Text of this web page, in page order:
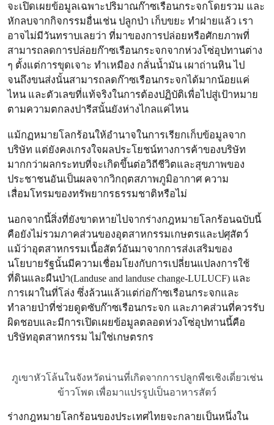
จะเปิดเผยข้อมูลเฉพาะปริมาณก๊าซเรือนกระจกโดยรวม และ
หักลบจากกิจกรรมอื่นเช่น ปลูกป่า เก็บขยะ ทำฝายแล้ว เรา
อาจไม่มีวันทราบเลยว่า ที่มาของการปล่อยหรือศักยภาพที่
สามารถลดการปล่อยก๊าซเรือนกระจกจากห่วงโซ่อุปทานต่าง
ๆ ตั้งแต่การขุดเจาะ ทำเหมือง กลั่นน้ำมัน เผาถ่านหิน ไป
จนถึงขนส่งนั้นสามารถลดก๊าซเรือนกระจกได้มากน้อยแค่
ไหน และตัวเลขที่แท้จริงในการต้องปฏิบัติเพื่อไปสู่เป้าหมาย
ตามความตกลงปารีสนั้นยังห่างไกลแค่ไหน
แม้กฏหมายโลกร้อนให้อำนาจในการเรียกเก็บข้อมูลจาก
บริษัท แต่ยังคงเกรงใจผลประโยชน์ทางการค้าของบริษัท
มากกว่าผลกระทบที่จะเกิดขึ้นต่อวิถีชีวิตและสุขภาพของ
ประชาชนอันเป็นผลจากวิกฤตสภาพภูมิอากาศ ความ
เสื่อมโทรมของทรัพยากรธรรมชาติหรือไม่
นอกจากนี้สิ่งที่ยังขาดหายไปจากร่างกฎหมายโลกร้อนฉบับนี้
คือยังไม่รวมภาคส่วนของอุตสาหกรรมเกษตรและปศุสัตว์
แม้ว่าอุตสาหกรรมเนื้อสัตว์อันมาจากการส่งเสริมของ
นโยบายรัฐนั้นมีความเชื่อมโยงกับการเปลี่ยนแปลงการใช้
ที่ดินและผืนป่า(Landuse and landuse change-LULUCF) และ
การเผาในที่โล่ง ซึ่งล้วนแล้วแต่ก่อก๊าซเรือนกระจกและ
ทำลายป่าที่ช่วยดูดซับก๊าซเรือนกระจก และภาคส่วนที่ควรรับ
ผิดชอบและมีการเปิดเผยข้อมูลตลอดห่วงโซ่อุปทานนี้คือ
บริษัทอุตสาหกรรม ไม่ใช่เกษตรกร
ภูเขาหัวโล้นในจังหวัดน่านที่เกิดจากการปลูกพืชเชิงเดี่ยวเช่น
ข้าวโพด เพื่อมาแปรรูปเป็นอาหารสัตว์
ร่างกฎหมายโลกร้อนของประเทศไทยจะกลายเป็นหนึ่งใน